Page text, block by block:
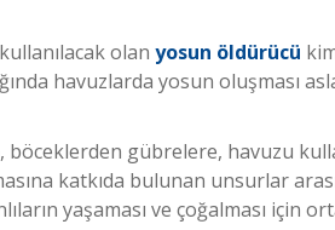
olan yosun öldürücü
havuzlarda yosun oluşması
gübrelere, havuzu
katkıda bulunan unsurlar
yaşaması ve çoğalması için